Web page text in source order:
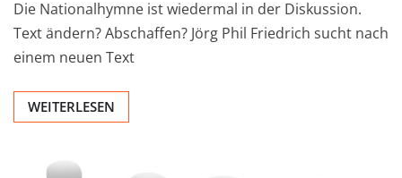
Die Nationalhymne ist wiedermal in der Diskussion.
Text ändern? Abschaffen? Jörg Phil Friedrich sucht nach
einem neuen Text
WEITERLESEN